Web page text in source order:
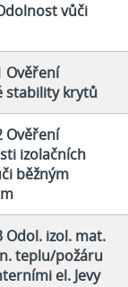
vůči
Ověření
stability krytů
Ověření
izolačních
běžným
Odol. izol. mat.
teplu/požáru
el. Jevy